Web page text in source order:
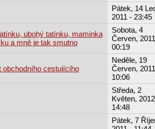
Pátek, 14
2011 - 23:45
ubohý tatínku, maminka
a mně je tak smutno
Sobota, 4
Červen,
00:19
obchodního cestujícího
Neděle, 19
Červen,
10:06
Středa, 2
Květen,
14:48
Pátek, 7